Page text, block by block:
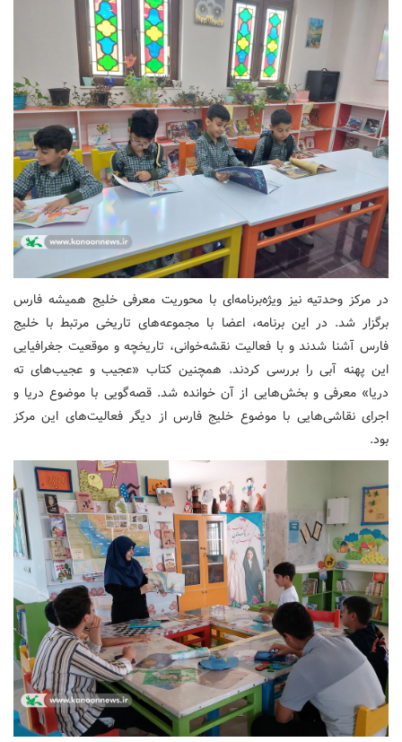
در مرکز وحدتیه نیز ویژه‌برنامه‌ای با محوریت معرفی خلیج همیشه فارس
برگزار شد. در این برنامه، اعضا با مجموعه‌های تاریخی مرتبط با خلیج
فارس آشنا شدند و با فعالیت نقشه‌خوانی، تاریخچه و موقعیت جغرافیایی
این پهنه آبی را بررسی کردند. همچنین کتاب «عجیب و عجیب‌های ته
دریا» معرفی و بخش‌هایی از آن خوانده شد. قصه‌گویی با موضوع دریا و
اجرای نقاشی‌هایی با موضوع خلیج فارس از دیگر فعالیت‌های این مرکز
بود.